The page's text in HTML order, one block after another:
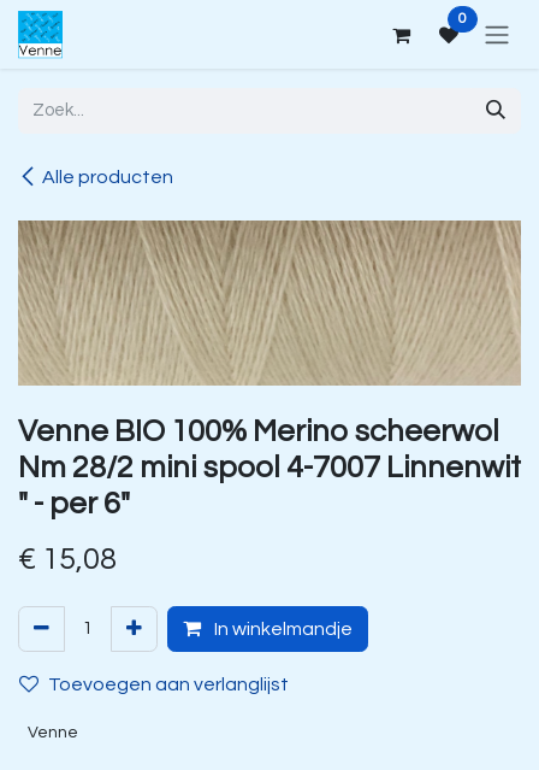
Overslaan naar inhoud 0
Alle producten
Venne BIO 100% Merino scheerwol
Nm 28/2 mini spool 4-7007 Linnenwit
" - per 6"
€ 15,08
In winkelmandje
Toevoegen aan verlanglijst
Venne